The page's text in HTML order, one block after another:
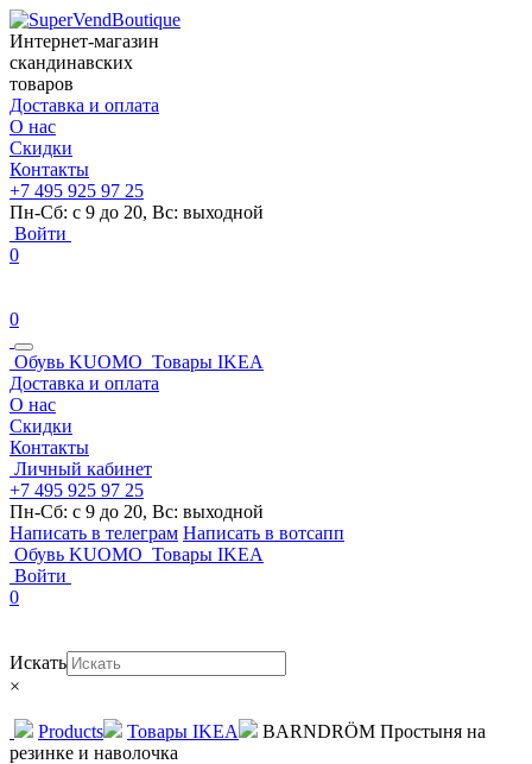
Интернет-магазин
скандинавских
товаров
Доставка и оплата
О нас
Скидки
Контакты
+7 495 925 97 25
Пн-Сб: с 9 до 20, Вс: выходной
Войти
0
0
Обувь KUOMO Товары IKEA
Доставка и оплата
О нас
Скидки
Контакты
Личный кабинет
+7 495 925 97 25
Пн-Сб: с 9 до 20, Вс: выходной
Написать в телеграм Написать в вотсапп
Обувь KUOMO Товары IKEA
Войти
0
Искать
×
Products Товары IKEA
BARNDRÖM Простыня на
резинке и наволочка